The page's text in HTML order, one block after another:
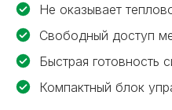
Не оказывает
Свободный доступ
Быстрая готовность
Компактный блок